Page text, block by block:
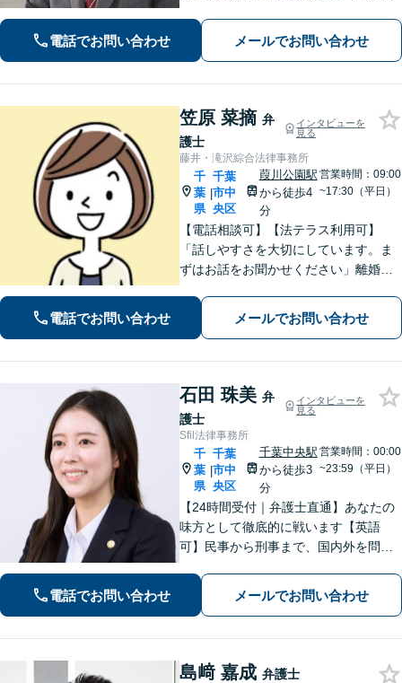
す。どうぞお気軽にご相談ください。
電話でお問い合わせ メールでお問い合わせ
笠原 菜摘 弁
護士
インタビューを
見る
藤井・滝沢綜合法律事務所
千
葉
県
|
千葉
市中
央区
葭川公園駅
から徒歩4
分
営業時間：09:00
~17:30（平日）
【電話相談可】【法テラス利用可】
「話しやすさを大切にしています。ま
ずはお話をお聞かせください」離婚男
件／相続紛争など、幅広いご相談に対
応が可能です。【夜間・休日面談可】
電話でお問い合わせ メールでお問い合わせ
石田 珠美 弁
護士
インタビューを
見る
Sfil法律事務所
千
葉
県
|
千葉
市中
央区
千葉中央駅
から徒歩3
分
営業時間：00:00
~23:59（平日）
【24時間受付｜弁護士直通】あなたの
味方として徹底的に戦います【英語
可】民事から刑事まで、国内外を問わ
タル証拠・資産対応】ソーシャルワー
カー兼司法書士と連携【法テラス・WE
電話でお問い合わせ メールでお問い合わせ
島﨑 嘉成 弁護士